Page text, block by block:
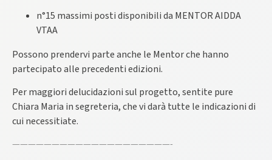
n°15 massimi posti disponibili da MENTOR AIDDA
VTAA
Possono prendervi parte anche le Mentor che hanno
partecipato alle precedenti edizioni.
Per maggiori delucidazioni sul progetto, sentite pure
Chiara Maria in segreteria, che vi darà tutte le indicazioni di
cui necessitiate.
————————————————————-